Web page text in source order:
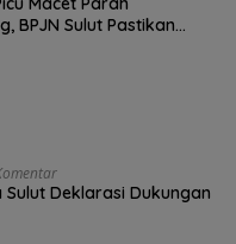
BPJN Sulut Pastikan
Sulut Deklarasi Dukungan